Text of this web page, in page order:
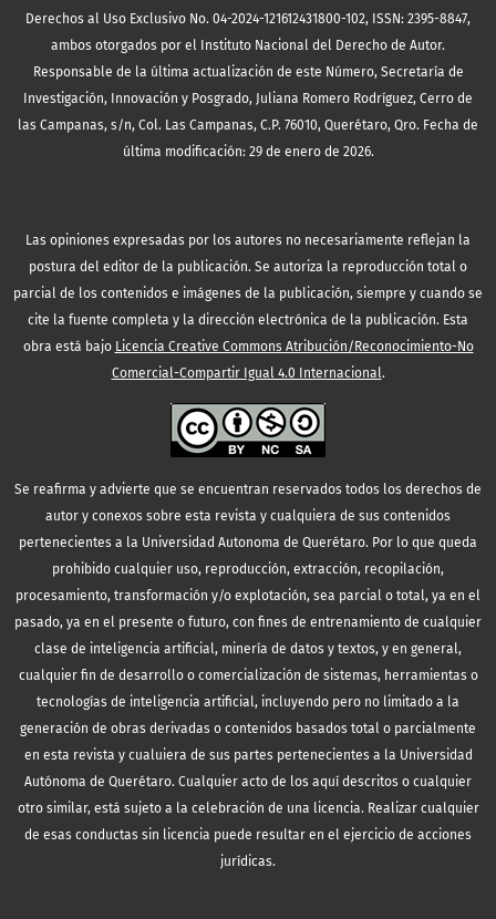
Derechos al Uso Exclusivo No. 04-2024-121612431800-102, ISSN: 2395-8847,
ambos otorgados por el Instituto Nacional del Derecho de Autor.
Responsable de la última actualización de este Número, Secretaría de
Investigación, Innovación y Posgrado, Juliana Romero Rodríguez, Cerro de
las Campanas, s/n, Col. Las Campanas, C.P. 76010, Querétaro, Qro. Fecha de
última modificación: 29 de enero de 2026.
Las opiniones expresadas por los autores no necesariamente reflejan la
postura del editor de la publicación. Se autoriza la reproducción total o
parcial de los contenidos e imágenes de la publicación, siempre y cuando se
cite la fuente completa y la dirección electrónica de la publicación. Esta
obra está bajo Licencia Creative Commons Atribución/Reconocimiento-No
Comercial-Compartir Igual 4.0 Internacional.
Se reafirma y advierte que se encuentran reservados todos los derechos de
autor y conexos sobre esta revista y cualquiera de sus contenidos
pertenecientes a la Universidad Autonoma de Querétaro. Por lo que queda
prohibido cualquier uso, reproducción, extracción, recopilación,
procesamiento, transformación y/o explotación, sea parcial o total, ya en el
pasado, ya en el presente o futuro, con fines de entrenamiento de cualquier
clase de inteligencia artificial, minería de datos y textos, y en general,
cualquier fin de desarrollo o comercialización de sistemas, herramientas o
tecnologías de inteligencia artificial, incluyendo pero no limitado a la
generación de obras derivadas o contenidos basados total o parcialmente
en esta revista y cualuiera de sus partes pertenecientes a la Universidad
Autónoma de Querétaro. Cualquier acto de los aquí descritos o cualquier
otro similar, está sujeto a la celebración de una licencia. Realizar cualquier
de esas conductas sin licencia puede resultar en el ejercicio de acciones
jurídicas.